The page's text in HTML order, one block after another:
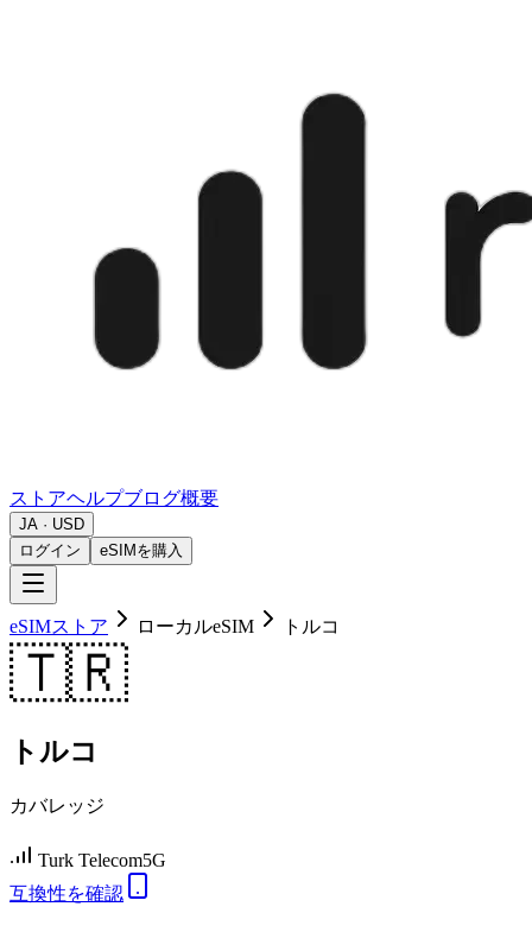
ストアヘルプブログ概要
JA · USD
ログイン
eSIMを購入
eSIMストア ローカルeSIM トルコ
🇹🇷
トルコ
カバレッジ
Turk Telecom5G
互換性を確認